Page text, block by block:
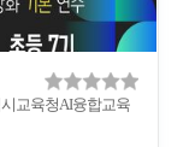
교육청AI융합교육